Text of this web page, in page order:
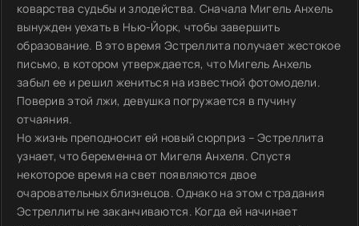
коварства судьбы и злодейства. Сначала Мигель Анхель
вынужден уехать в Нью-Йорк, чтобы завершить
образование. В это время Эстреллита получает жестокое
письмо, в котором утверждается, что Мигель Анхель
забыл ее и решил жениться на известной фотомодели.
Поверив этой лжи, девушка погружается в пучину
отчаяния.
Но жизнь преподносит ей новый сюрприз – Эстреллита
узнает, что беременна от Мигеля Анхеля. Спустя
некоторое время на свет появляются двое
очаровательных близнецов. Однако на этом страдания
Эстреллиты не заканчиваются. Когда ей начинает